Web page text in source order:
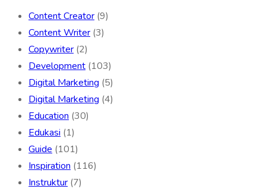
Content Creator (9)
Content Writer (3)
Copywriter (2)
Development (103)
Digital Marketing (5)
Digital Marketing (4)
Education (30)
Edukasi (1)
Guide (101)
Inspiration (116)
Instruktur (7)